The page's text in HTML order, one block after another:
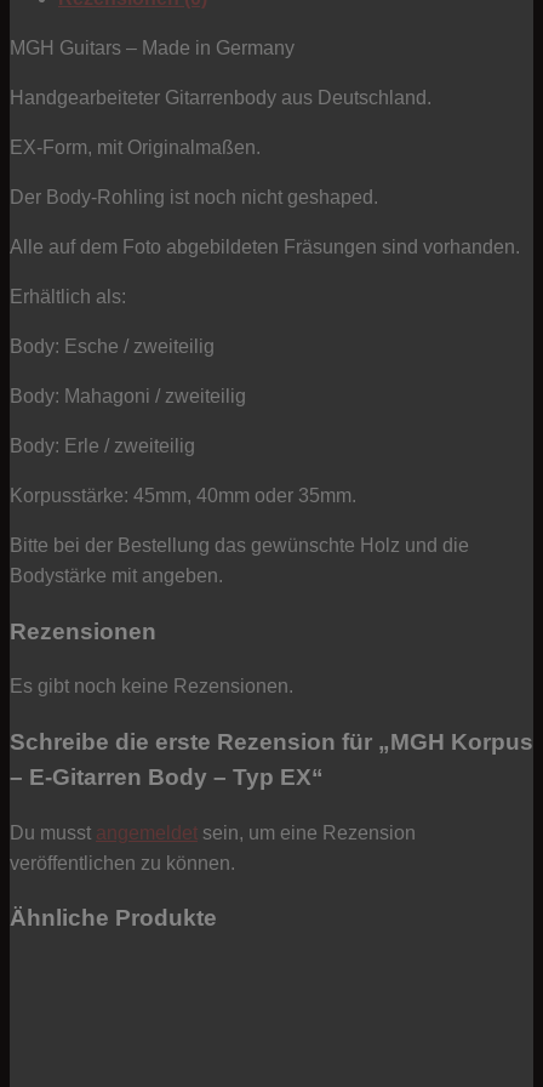
Typ
Menge
MGH Guitars – Made in Germany
Handgearbeiteter Gitarrenbody aus Deutschland.
EX-Form, mit Originalmaßen.
Der Body-Rohling ist noch nicht geshaped.
Alle auf dem Foto abgebildeten Fräsungen sind vorhanden.
Erhältlich als:
Body: Esche / zweiteilig
Body: Mahagoni / zweiteilig
Body: Erle / zweiteilig
Korpusstärke: 45mm, 40mm oder 35mm.
Bitte bei der Bestellung das gewünschte Holz und die
Bodystärke mit angeben.
Rezensionen
Es gibt noch keine Rezensionen.
Schreibe die erste Rezension für „MGH Korpus
– E-Gitarren Body – Typ EX“
Du musst angemeldet sein, um eine Rezension
veröffentlichen zu können.
Ähnliche Produkte